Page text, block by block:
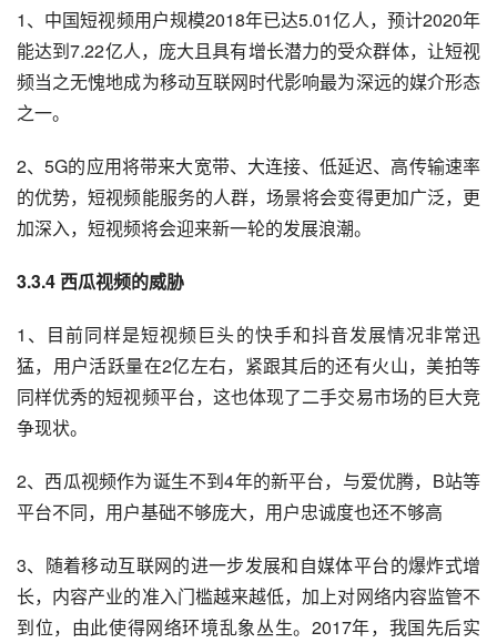
1、中国短视频用户规模2018年已达5.01亿人，预计2020年
能达到7.22亿人，庞大且具有增长潜力的受众群体，让短视
频当之无愧地成为移动互联网时代影响最为深远的媒介形态
之一。
2、5G的应用将带来大宽带、大连接、低延迟、高传输速率
的优势，短视频能服务的人群，场景将会变得更加广泛，更
加深入，短视频将会迎来新一轮的发展浪潮。
3.3.4 西瓜视频的威胁
1、目前同样是短视频巨头的快手和抖音发展情况非常迅
猛，用户活跃量在2亿左右，紧跟其后的还有火山，美拍等
同样优秀的短视频平台，这也体现了二手交易市场的巨大竞
争现状。
2、西瓜视频作为诞生不到4年的新平台，与爱优腾，B站等
平台不同，用户基础不够庞大，用户忠诚度也还不够高
3、随着移动互联网的进一步发展和自媒体平台的爆炸式增
长，内容产业的准入门槛越来越低，加上对网络内容监管不
到位，由此使得网络环境乱象丛生。2017年，我国先后实